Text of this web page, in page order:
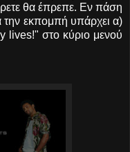
θα έπρεπε. Εν πάση
την εκπομπή υπάρχει α)
lives!" στο κύριο μενού